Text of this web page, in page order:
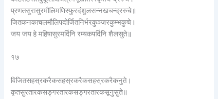
प्रणतसुरासुरमौलिमणिस्फुरदंशुलसन्नखचन्द्ररुचे॥
जितकनकाचलमौलिपदोर्जितनिर्भरकुञ्जरकुम्भकुचे।
जय जय हे महिषासुरमर्दिनि रम्यकपर्दिनि शैलसुते॥
१७
विजितसहस्रकरैकसहस्रकरैकसहस्रकरैकनुते।
कृतसुरतारकसङ्गरतारकसङ्गरतारकसूनुसुते॥